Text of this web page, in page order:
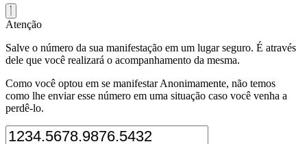
Atenção
Salve o número da sua manifestação em um lugar seguro. É através
dele que você realizará o acompanhamento da mesma.
Como você optou em se manifestar Anonimamente, não temos
como lhe enviar esse número em uma situação caso você venha a
perdê-lo.